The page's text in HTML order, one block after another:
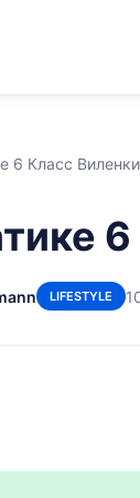
6 Класс
LIFESTYLE